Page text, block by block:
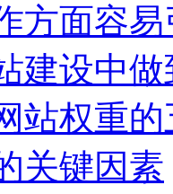
方面容
建设中
站权重
关键因素